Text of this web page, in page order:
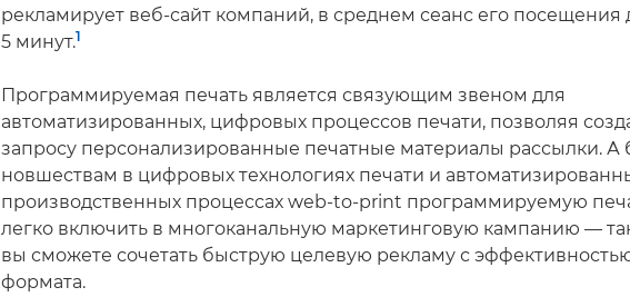
рекламирует веб-сайт компаний, в среднем сеанс его посещения
5 минут.1
Программируемая печать является связующим звеном для
автоматизированных, цифровых процессов печати, позволяя
запросу персонализированные печатные материалы рассылки. А
новшествам в цифровых технологиях печати и
производственных процессах web-to-print программируемую
легко включить в многоканальную маркетинговую кампанию —
вы сможете сочетать быструю целевую рекламу с
формата.